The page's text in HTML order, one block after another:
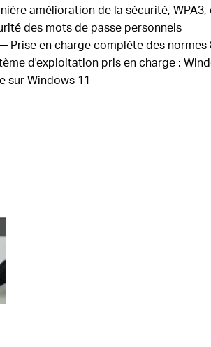
amélioration de la sécurité,
des mots de passe personnels
Prise en charge complète des normes
d'exploitation pris en charge :
sur Windows 11